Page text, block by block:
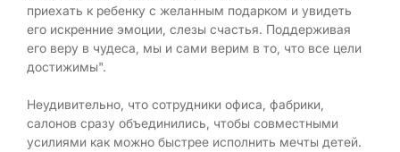
приехать к ребенку с желанным подарком и увидеть
его искренние эмоции, слезы счастья. Поддерживая
его веру в чудеса, мы и сами верим в то, что все цели
достижимы".
Неудивительно, что сотрудники офиса, фабрики,
салонов сразу объединились, чтобы совместными
усилиями как можно быстрее исполнить мечты детей.